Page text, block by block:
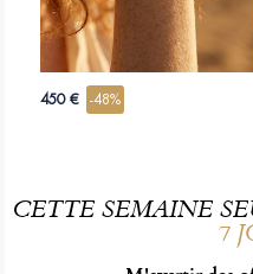
450 € -48%
CETTE SEMAINE
7